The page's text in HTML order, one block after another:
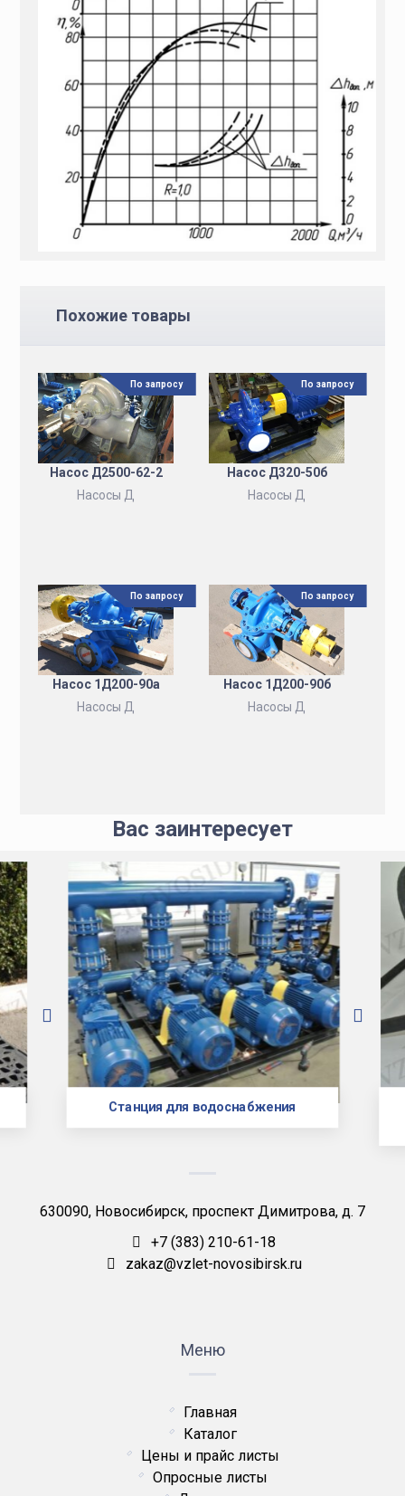
Похожие товары
Насос Д2500-62-2
Насосы Д
По запросу
Насос Д320-50б
Насосы Д
По запросу
Насос 1Д200-90а
Насосы Д
По запросу
Насос 1Д200-90б
Насосы Д
По запросу
Вас заинтересует
Станция для водоснабжения
630090, Новосибирск, проспект Димитрова, д. 7
+7 (383) 210-61-18
zakaz@vzlet-novosibirsk.ru
Меню
Главная
Каталог
Цены и прайс листы
Опросные листы